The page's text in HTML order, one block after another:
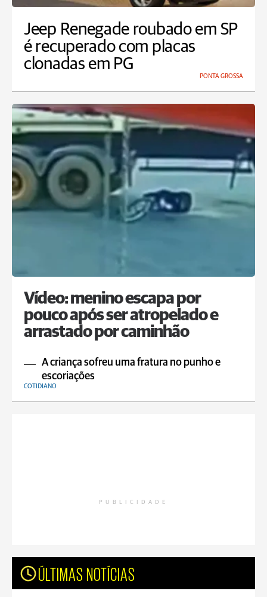
Jeep Renegade roubado em SP
é recuperado com placas
clonadas em PG
PONTA GROSSA
Vídeo: menino escapa por
pouco após ser atropelado e
arrastado por caminhão
A criança sofreu uma fratura no punho e
escoriações
COTIDIANO
PUBLICIDADE
ÚLTIMAS NOTÍCIAS